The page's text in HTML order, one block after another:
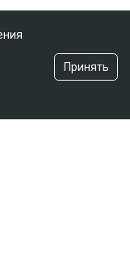
Принять